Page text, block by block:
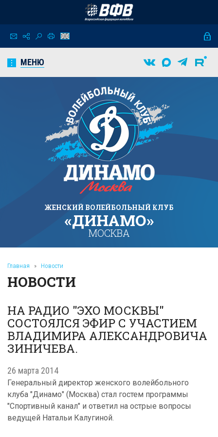
МЕНЮ
ЖЕНСКИЙ ВОЛЕЙБОЛЬНЫЙ КЛУБ
«ДИНАМО»
МОСКВА
Главная » Новости
НОВОСТИ
НА РАДИО "ЭХО МОСКВЫ"
СОСТОЯЛСЯ ЭФИР С УЧАСТИЕМ
ВЛАДИМИРА АЛЕКСАНДРОВИЧА
ЗИНИЧЕВА.
26 марта 2014
Генеральный директор женского волейбольного
клуба "Динамо" (Москва) стал гостем программы
"Спортивный канал" и ответил на острые вопросы
ведущей Натальи Калугиной.